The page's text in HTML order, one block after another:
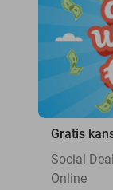
Gratis
Social
Online